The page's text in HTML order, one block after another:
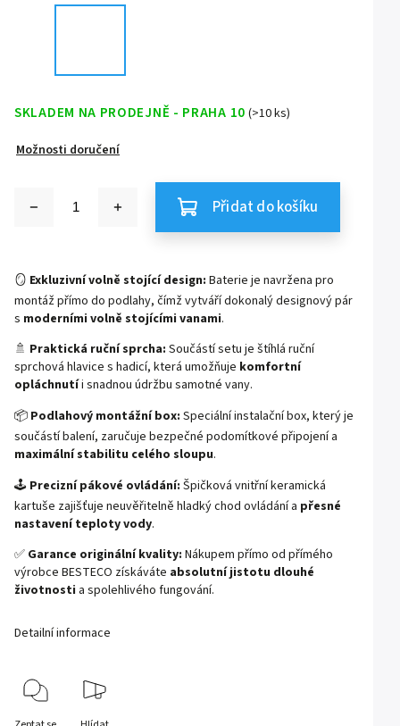
SKLADEM NA PRODEJNĚ - PRAHA 10 (>10 ks)
Možnosti doručení
Přidat do košíku
🪞 Exkluzivní volně stojící design: Baterie je navržena pro
montáž přímo do podlahy, čímž vytváří dokonalý designový pár
s moderními volně stojícími vanami.
🚿 Praktická ruční sprcha: Součástí setu je štíhlá ruční
sprchová hlavice s hadicí, která umožňuje komfortní
opláchnutíi snadnou údržbu samotné vany.
📦 Podlahový montážní box: Speciální instalační box, který je
součástí balení, zaručuje bezpečné podomítkové připojení a
maximální stabilitu celého sloupu.
🕹️ Precizní pákové ovládání: Špičková vnitřní keramická
kartuše zajišťuje neuvěřitelně hladký chod ovládání a přesné
nastavení teploty vody.
✅ Garance originální kvality: Nákupem přímo od přímého
výrobce BESTECO získáváte absolutní jistotu dlouhé
životnosti a spolehlivého fungování.
Detailní informace